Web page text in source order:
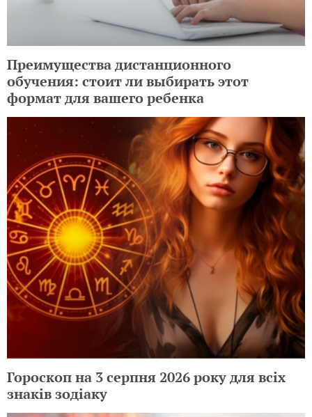
Преимущества дистанционного
обучения: стоит ли выбирать этот
формат для вашего ребенка
Гороскоп на 3 серпня 2026 року для всіх
знаків зодіаку